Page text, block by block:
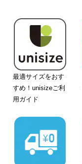
最適サイズをおす
すめ！unisizeご利
用ガイド